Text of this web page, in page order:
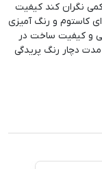
نگران کند کیفیت
کاستوم و رنگ آمیزی
و کیفیت ساخت در
مدت دچار رنگ پریدگی